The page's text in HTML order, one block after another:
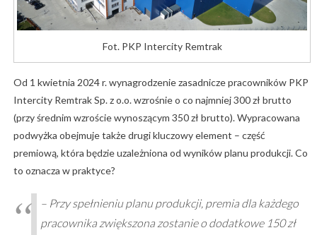
Fot. PKP Intercity Remtrak
Od 1 kwietnia 2024 r. wynagrodzenie zasadnicze pracowników PKP
Intercity Remtrak Sp. z o.o. wzrośnie o co najmniej 300 zł brutto
(przy średnim wzroście wynoszącym 350 zł brutto). Wypracowana
podwyżka obejmuje także drugi kluczowy element – część
premiową, która będzie uzależniona od wyników planu produkcji. Co
to oznacza w praktyce?
– Przy spełnieniu planu produkcji, premia dla każdego
pracownika zwiększona zostanie o dodatkowe 150 zł